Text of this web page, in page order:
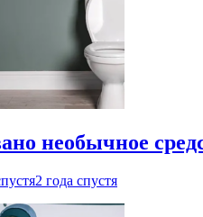
необычное
2 года спустя